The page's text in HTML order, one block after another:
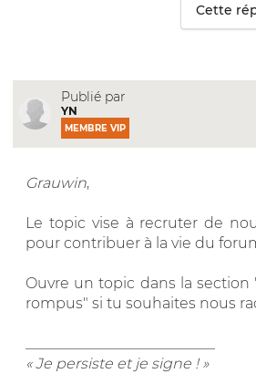
Cette
Publié par
YN
MEMBRE VIP
Grauwin,
Le topic vise à recruter de
pour contribuer à la vie du
Ouvre un topic dans la section
rompus" si tu souhaites nous
« Je persiste et je signe ! »